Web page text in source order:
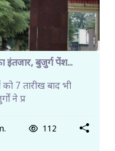
इंतजार, बुजुर्ग पेंश...
7 तारीख बाद भी
ने प्र
112